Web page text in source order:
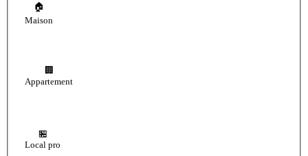
🏠
Maison
🏢
Appartement
🏪
Local pro